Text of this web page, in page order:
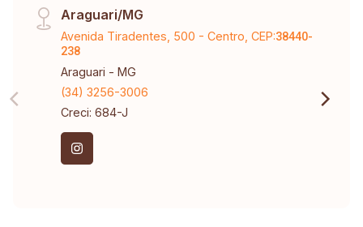
Araguari/MG
Avenida Tiradentes, 500 - Centro, CEP:38440-
238
Araguari - MG
(34) 3256-3006
Creci: 684-J